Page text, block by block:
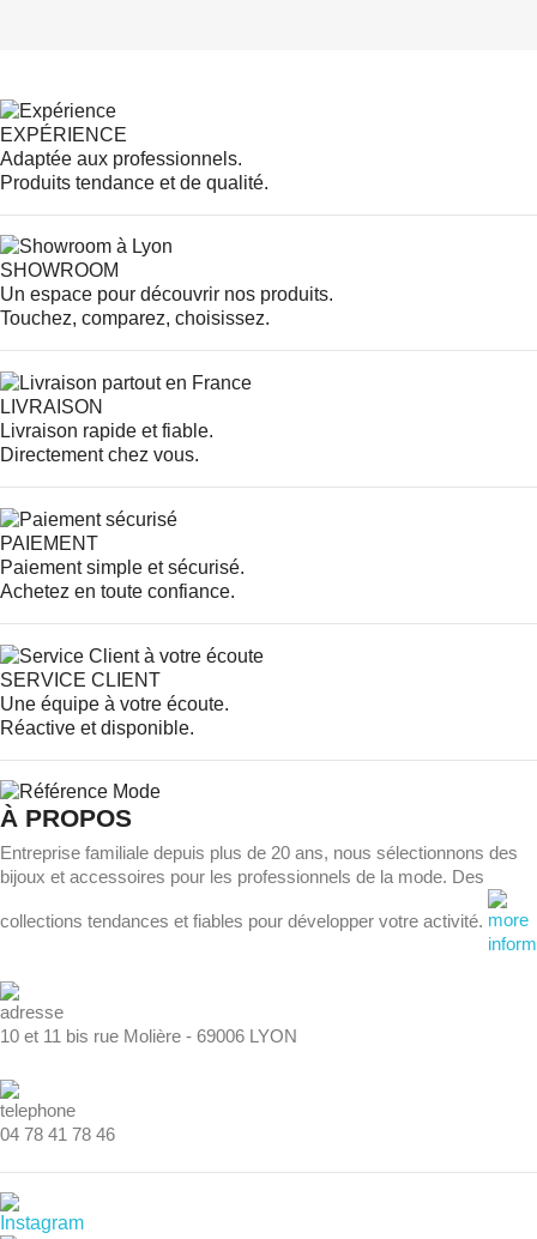
EXPÉRIENCE
Adaptée aux professionnels.
Produits tendance et de qualité.
SHOWROOM
Un espace pour découvrir nos produits.
Touchez, comparez, choisissez.
LIVRAISON
Livraison rapide et fiable.
Directement chez vous.
PAIEMENT
Paiement simple et sécurisé.
Achetez en toute confiance.
SERVICE CLIENT
Une équipe à votre écoute.
Réactive et disponible.
À PROPOS
Entreprise familiale depuis plus de 20 ans, nous sélectionnons des
bijoux et accessoires pour les professionnels de la mode. Des
collections tendances et fiables pour développer votre activité.
10 et 11 bis rue Molière - 69006 LYON
04 78 41 78 46